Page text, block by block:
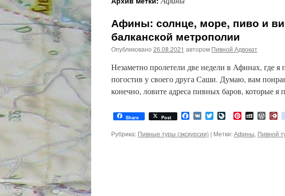
Афины: солнце, море, пиво и
балканской метрополии
Опубликовано 26.08.2021 автором Пивной Адвокат
Незаметно пролетели две недели в Афинах, где
погостив у своего друга Саши. Думаю, вам
конечно, ловите адреса пивных баров, которые я
Share Post Facebook
VK TwitterLiveJournal
PinterestMySpace
Рубрика: Пивные туры (экскурсии) | Метки:Афины, Пивной